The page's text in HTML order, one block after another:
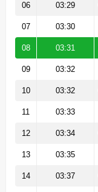
06 03:29
07 03:30
08 03:31
09 03:32
10 03:32
11 03:33
12 03:34
13 03:35
14 03:37